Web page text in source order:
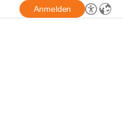
Anmelden